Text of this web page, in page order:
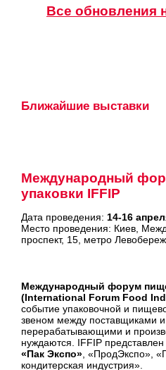
Все обновления
Ближайшие выставки
Международный
упаковки IFFIP
Дата проведения: 14-16
Место проведения: Киев,
проспект, 15, метро
Международный форум
(International Forum Food
событие упаковочной и
звеном между поставщиками
перерабатывающими и
нуждаются. IFFIP
«Пак Экспо» , «ПродЭкспо»,
кондитерская индустрия».